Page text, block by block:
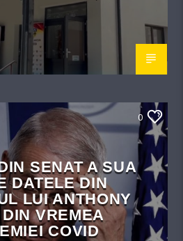
0
SENAT A SUA
DATELE DIN
LUI ANTHONY
VREMEA
COVID